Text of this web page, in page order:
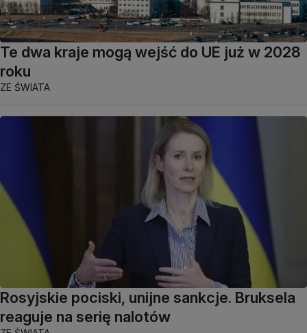
Te dwa kraje mogą wejść do UE już w 2028
roku
ZE ŚWIATA
Rosyjskie pociski, unijne sankcje. Bruksela
reaguje na serię nalotów